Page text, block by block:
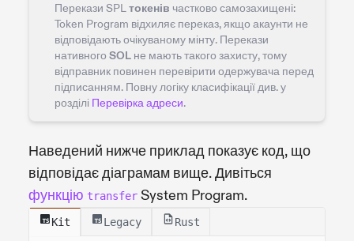
Перекази SPLтокенів частково самозахищені:
Token Program відхиляє переказ, якщо акаунти не
відповідають очікуваному мінту. Перекази
нативного SOL не мають такого захисту, тому
відправник повинен перевірити одержувача перед
підписанням. Повну логіку класифікації див. у
розділі Перевірка адреси.
Наведений нижче приклад показує код, що
відповідає діаграмам вище. Дивіться
функцію transfer System Program.
Kit Legacy Rust